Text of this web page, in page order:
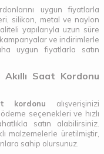
uygun fiyatlarla
silikon, metal ve naylon
yapılarıyla uzun süre
ve indirimlerle
uygun fiyatlarla satın
Akıllı Saat Kordonu
kordonu alışverişinizi
seçenekleri ve hızlı
satın alabilirsiniz.
malzemelerle üretilmiştir,
sahip olursunuz.